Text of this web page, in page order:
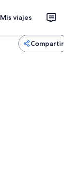
Mis viajes
Compartir